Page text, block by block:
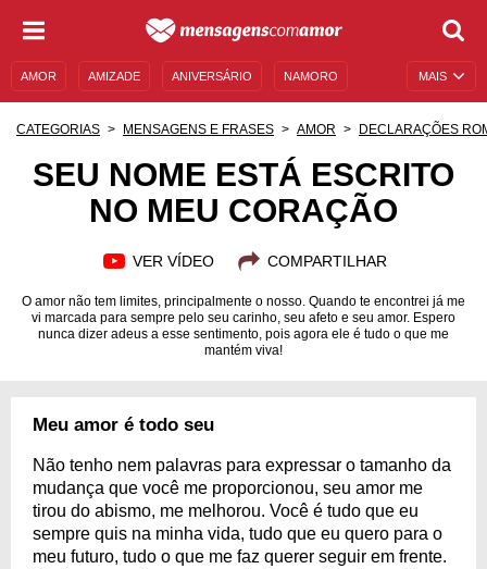
MAIS
AMOR AMIZADE ANIVERSÁRIO NAMORO
DESCULPAS
MENSAGENS E FRASES MENSAGENS DE ANIVERSÁRIO
CATEGORIAS MENSAGENS E FRASES AMOR DECLARAÇÕES
SEU NOME ESTÁ ESCRITO
NO MEU CORAÇÃO
VER VÍDEO COMPARTILHAR
O amor não tem limites, principalmente o nosso. Quando te encontrei já me
vi marcada para sempre pelo seu carinho, seu afeto e seu amor. Espero
nunca dizer adeus a esse sentimento, pois agora ele é tudo o que me
mantém viva!
Meu amor é todo seu
Não tenho nem palavras para expressar o tamanho da
mudança que você me proporcionou, seu amor me
tirou do abismo, me melhorou. Você é tudo que eu
sempre quis na minha vida, tudo que eu quero para o
meu futuro, tudo o que me faz querer seguir em frente.